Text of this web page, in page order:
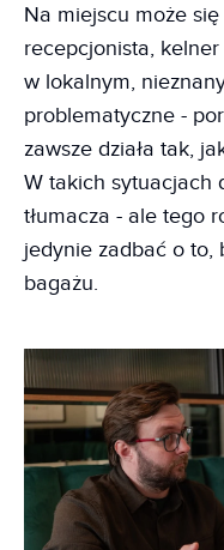
Na miejscu może
recepcjonista,
w lokalnym,
problematyczne -
zawsze działa tak,
W takich sytuacjach
tłumacza - ale tego
jedynie zadbać o to,
bagażu.